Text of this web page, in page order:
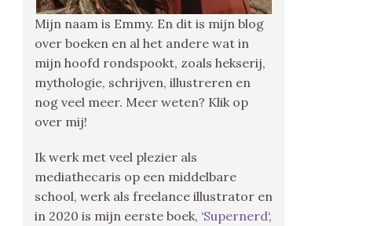
Mijn naam is Emmy. En dit is mijn blog
over boeken en al het andere wat in
mijn hoofd rondspookt, zoals hekserij,
mythologie, schrijven, illustreren en
nog veel meer. Meer weten? Klik op
over mij!
Ik werk met veel plezier als
mediathecaris op een middelbare
school, werk als freelance illustrator en
in 2020 is mijn eerste boek, ‘Supernerd‘,